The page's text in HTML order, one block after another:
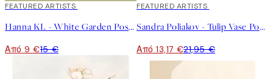
40%*
FEATURED ARTISTS
Hanna KL - White Garden Poster
Από 9 €15 €
40%*
FEATURED ARTISTS
Sandra Poliakov - Tulip Vase Poster
Από 13,17 €21,95 €